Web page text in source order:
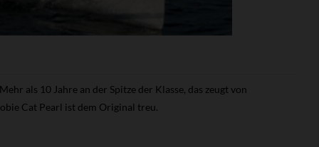
als 10 Jahre an der Spitze der Klasse, das zeugt von
Cat Pearl ist dem Original treu.